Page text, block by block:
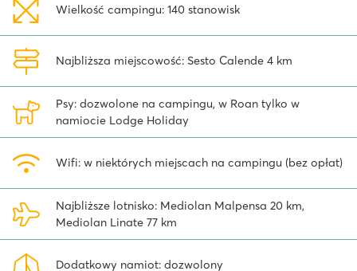
Wielkość campingu: 140 stanowisk
Najbliższa miejscowość: Sesto Calende 4 km
Psy: dozwolone na campingu, w Roan tylko w
namiocie Lodge Holiday
Wifi: w niektórych miejscach na campingu (bez opłat)
Najbliższe lotnisko: Mediolan Malpensa 20 km,
Mediolan Linate 77 km
Dodatkowy namiot: dozwolony